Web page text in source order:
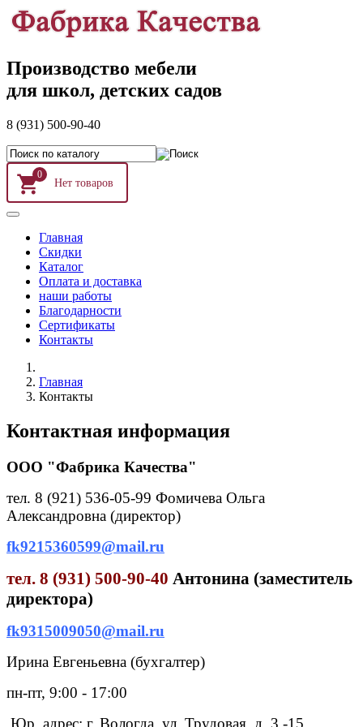
Производство мебели
для школ, детских садов
8 (931) 500-90-40
0
Главная
Скидки
Каталог
Оплата и доставка
наши работы
Благодарности
Сертификаты
Контакты
Главная
Контакты
Контактная информация
OOO "Фабрика Качества"
тел. 8 (921) 536-05-99 Фомичева Ольга
Александровна (директор)
fk9215360599@mail.ru
тел. 8 (931) 500-90-40 Антонина (заместитель
директора)
fk9315009050@mail.ru
Ирина Евгеньевна (бухгалтер)
пн-пт, 9:00 - 17:00
Юр. адрес: г. Вологда, ул. Трудовая, д. 3 -15